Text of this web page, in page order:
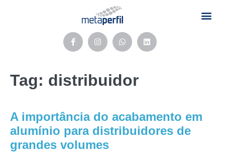
Tag: distribuidor
A importância do acabamento em
alumínio para distribuidores de
grandes volumes